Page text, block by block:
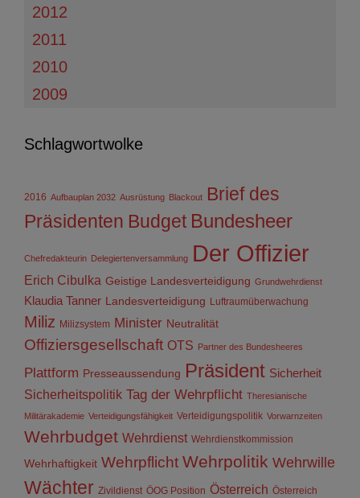
2012
2011
2010
2009
Schlagwortwolke
2016 Aufbauplan 2032 Ausrüstung Blackout Brief des
Präsidenten Budget Bundesheer
Chefredakteurin Delegiertenversammlung Der Offizier
Erich Cibulka Geistige Landesverteidigung Grundwehrdienst
Klaudia Tanner Landesverteidigung Luftraumüberwachung
Miliz Milizsystem Minister Neutralität
Offiziersgesellschaft OTS Partner des Bundesheeres
Plattform Presseaussendung Präsident Sicherheit
Sicherheitspolitik Tag der Wehrpflicht Theresianische
Militärakademie Verteidigungsfähigkeit Verteidigungspolitik Vorwarnzeiten
Wehrbudget Wehrdienst Wehrdienstkommission
Wehrhaftigkeit Wehrpflicht Wehrpolitik Wehrwille
Wächter Zivildienst ÖOG Position Österreich Österreich